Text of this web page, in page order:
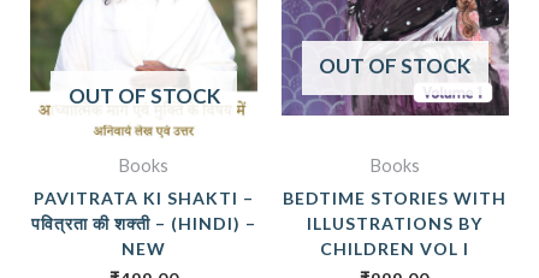
OUT OF STOCK
Books
PAVITRATA KI SHAKTI –
पवित्रता की शक्ती – (HINDI) –
NEW
OUT OF STOCK
Books
BEDTIME STORIES WITH
ILLUSTRATIONS BY
CHILDREN VOL I